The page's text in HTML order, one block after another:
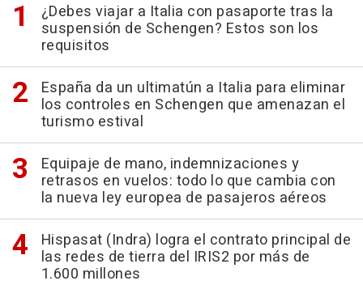
¿Debes viajar a Italia con pasaporte tras la
suspensión de Schengen? Estos son los
requisitos
España da un ultimatún a Italia para eliminar
los controles en Schengen que amenazan el
turismo estival
Equipaje de mano, indemnizaciones y
retrasos en vuelos: todo lo que cambia con
la nueva ley europea de pasajeros aéreos
Hispasat (Indra) logra el contrato principal de
las redes de tierra del IRIS2 por más de
1.600 millones